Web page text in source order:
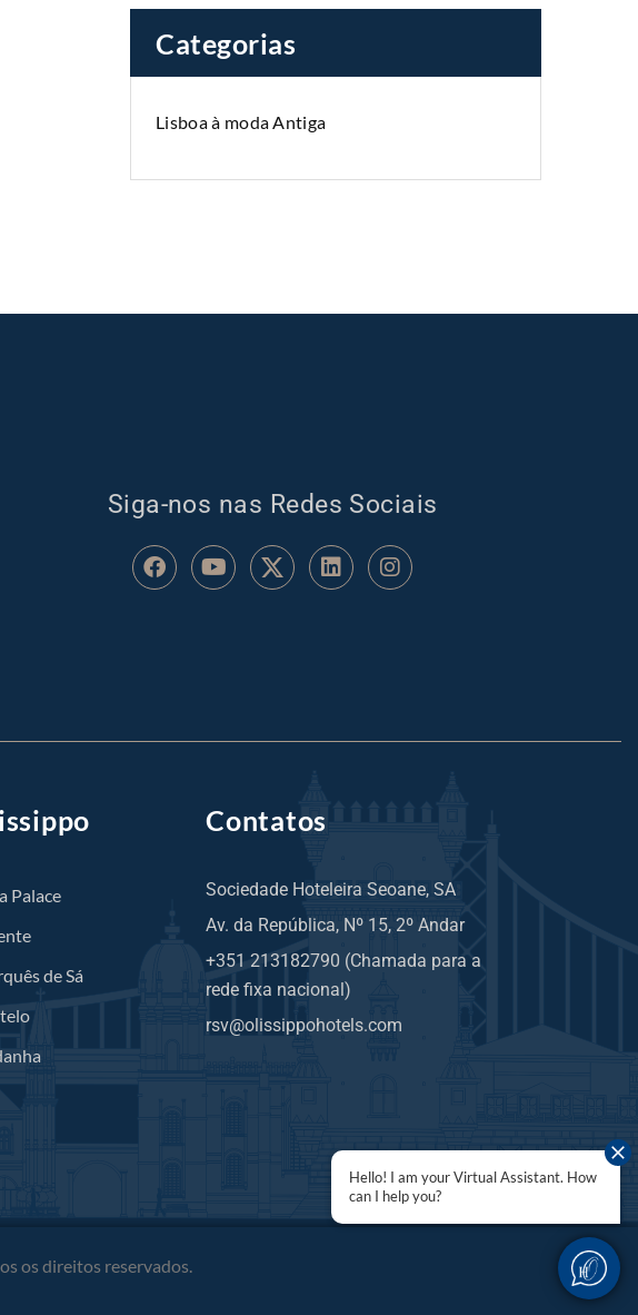
Categorias
Lisboa à moda Antiga
Siga-nos nas Redes Sociais
Palace
de Sá
Contatos
Sociedade Hoteleira Seoane, SA
Av. da República, Nº 15, 2º Andar
+351 213182790 (Chamada para a
rede fixa nacional)
rsv@olissippohotels.com
os direitos reservados.
Hello! I am your Virtual Assistant. How
can I help you?